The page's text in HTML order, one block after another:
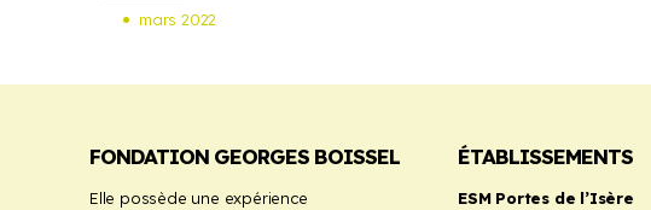
mars 2022
FONDATION GEORGES BOISSEL
Elle possède une expérience
ÉTABLISSEMENTS
ESM Portes de l’Isère